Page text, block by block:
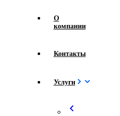
О
компании
Контакты
Услуги
chevron_left